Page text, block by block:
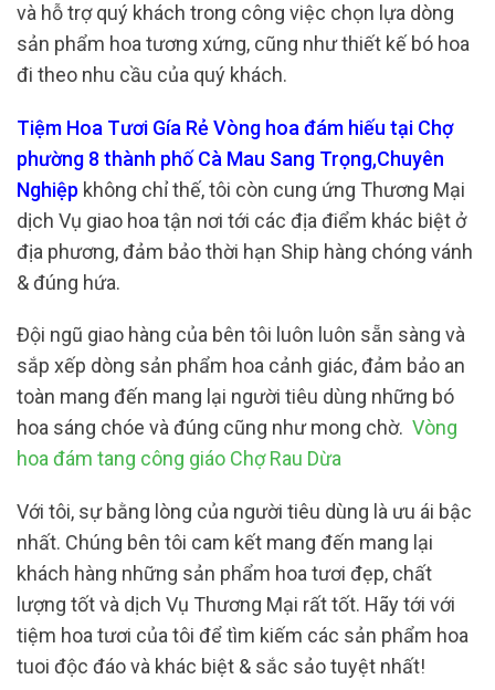
và hỗ trợ quý khách trong công việc chọn lựa dòng
sản phẩm hoa tương xứng, cũng như thiết kế bó hoa
đi theo nhu cầu của quý khách.
Tiệm Hoa Tươi Gía Rẻ Vòng hoa đám hiếu tại Chợ
phường 8 thành phố Cà Mau Sang Trọng,Chuyên
Nghiệp không chỉ thế, tôi còn cung ứng Thương Mại
dịch Vụ giao hoa tận nơi tới các địa điểm khác biệt ở
địa phương, đảm bảo thời hạn Ship hàng chóng vánh
& đúng hứa.
Đội ngũ giao hàng của bên tôi luôn luôn sẵn sàng và
sắp xếp dòng sản phẩm hoa cảnh giác, đảm bảo an
toàn mang đến mang lại người tiêu dùng những bó
hoa sáng chóe và đúng cũng như mong chờ. Vòng
hoa đám tang công giáo Chợ Rau Dừa
Với tôi, sự bằng lòng của người tiêu dùng là ưu ái bậc
nhất. Chúng bên tôi cam kết mang đến mang lại
khách hàng những sản phẩm hoa tươi đẹp, chất
lượng tốt và dịch Vụ Thương Mại rất tốt. Hãy tới với
tiệm hoa tươi của tôi để tìm kiếm các sản phẩm hoa
tuoi độc đáo và khác biệt & sắc sảo tuyệt nhất!